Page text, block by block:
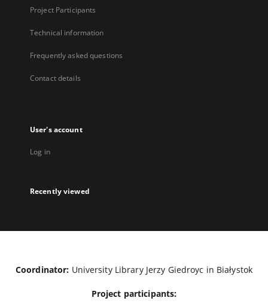
Project Participants
Technical information
Frequently asked questions
Contact details
User's account
Log in
Recently viewed
Coordinator: University Library Jerzy Giedroyc in Białystok
Project participants: